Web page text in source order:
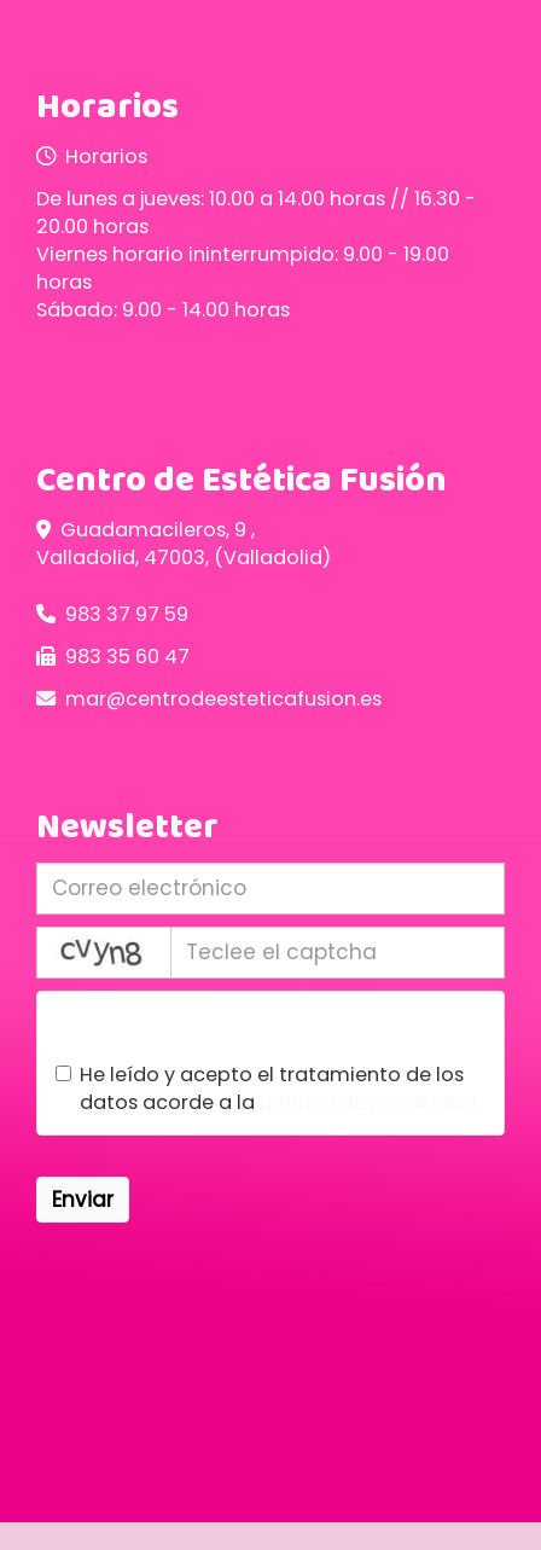
Horarios
Horarios
De lunes a jueves: 10.00 a 14.00 horas // 16.30 -
20.00 horas
Viernes horario ininterrumpido: 9.00 - 19.00
horas
Sábado: 9.00 - 14.00 horas
Centro de Estética Fusión
Guadamacileros, 9 ,
Valladolid, 47003, (Valladolid)
983 37 97 59
983 35 60 47
mar
centrodeesteticafusion.es
Newsletter
captcha
He leído y acepto el tratamiento de los
datos acorde a la
Enviar